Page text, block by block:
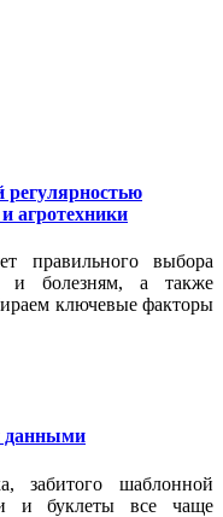
регулярностью
агротехники
правильного выбора
и болезням, а также
ключевые факторы
данными
забитого шаблонной
и буклеты все чаще